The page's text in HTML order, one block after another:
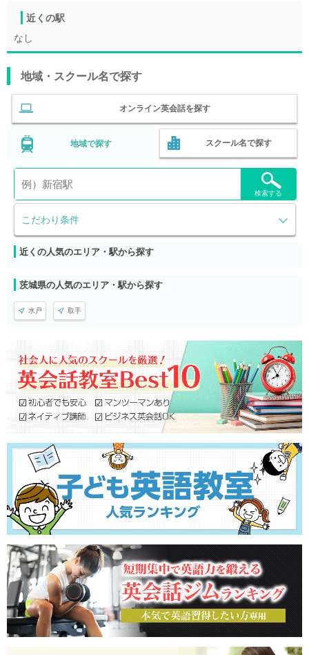
近くの駅
なし
地域・スクール名で探す
オンライン英会話を探す
地域で探す スクール名で探す
こだわり条件
検索する
近くの人気のエリア・駅から探す
茨城県の人気のエリア・駅から探す
水戸 取手